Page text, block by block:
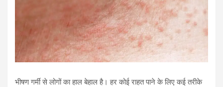
भीषण गर्मी से लोगों का हाल बेहाल है। हर कोई राहत पाने के लिए कई तरीके